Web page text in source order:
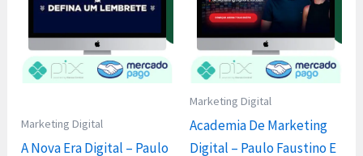
Marketing Digital
A Nova Era Digital – Paulo
Marketing Digital
Academia De Marketing
Digital – Paulo Faustino E